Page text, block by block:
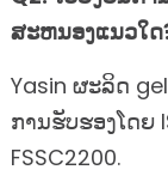
ສະຫນອງແນວໃດ
Yasin ຜະລິດ
ການຮັບຮອງໂດຍ
FSSC2200.